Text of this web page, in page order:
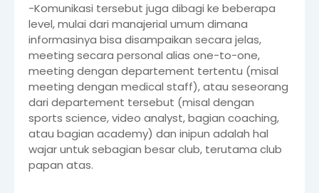
-Komunikasi tersebut juga dibagi ke beberapa
level, mulai dari manajerial umum dimana
informasinya bisa disampaikan secara jelas,
meeting secara personal alias one-to-one,
meeting dengan departement tertentu (misal
meeting dengan medical staff), atau seseorang
dari departement tersebut (misal dengan
sports science, video analyst, bagian coaching,
atau bagian academy) dan inipun adalah hal
wajar untuk sebagian besar club, terutama club
papan atas.